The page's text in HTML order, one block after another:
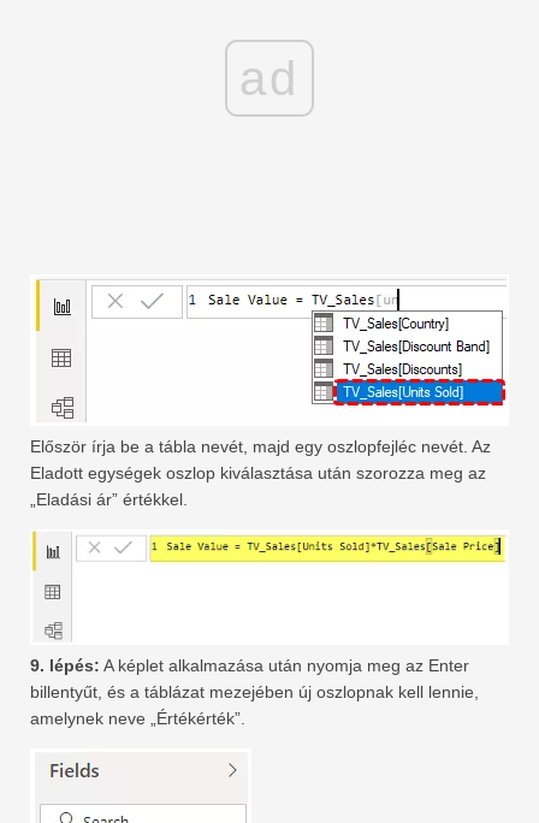
ad
Először írja be a tábla nevét, majd egy oszlopfejléc nevét. Az
Eladott egységek oszlop kiválasztása után szorozza meg az
„Eladási ár” értékkel.
9. lépés: A képlet alkalmazása után nyomja meg az Enter
billentyűt, és a táblázat mezejében új oszlopnak kell lennie,
amelynek neve „Értékérték”.